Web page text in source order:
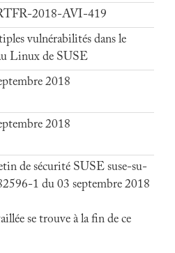
2018-AVI-419
vulnérabilités dans le
Linux de SUSE
2018
2018
de sécurité SUSE suse-su-
1 du 03 septembre 2018
se trouve à la fin de ce